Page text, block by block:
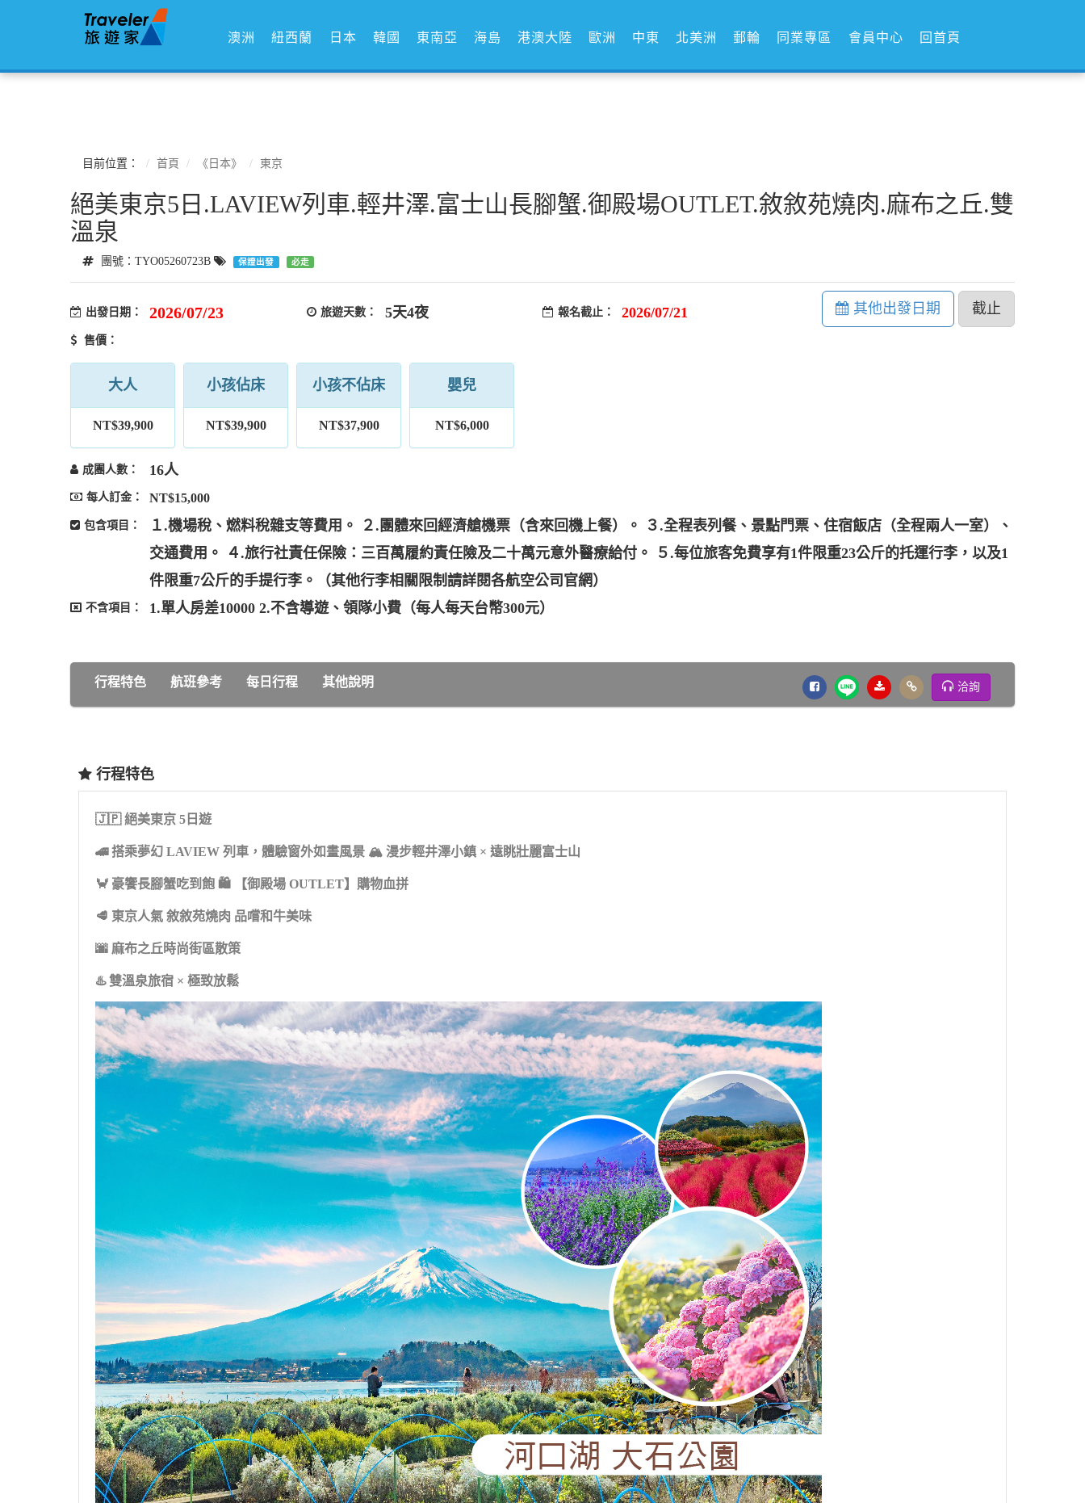
澳洲 紐西蘭 日本 韓國 東南亞 海島 港澳大陸 歐洲 中東 北美洲 郵輪 同業專區 會員中心 回首頁
目前位置： 首頁 《日本》 東京
絕美東京5日.LAVIEW列車.輕井澤.富士山長腳蟹.御殿場OUTLET.敘敘苑燒肉.麻布之丘.雙
溫泉
團號：TYO05260723B 保證出發 必走
出發日期： 2026/07/23 旅遊天數： 5天4夜 報名截止： 2026/07/21 其他出發日期 截止
售價：
大人
NT$39,900
小孩佔床
NT$39,900
小孩不佔床
NT$37,900
嬰兒
NT$6,000
成團人數： 16人
每人訂金： NT$15,000
包含項目：
１.機場稅、燃料稅雜支等費用。 ２.團體來回經濟艙機票（含來回機上餐）。 ３.全程表列餐、景點門票、住宿飯店（全程兩人一室）、
交通費用。 ４.旅行社責任保險：三百萬履約責任險及二十萬元意外醫療給付。 ５.每位旅客免費享有1件限重23公斤的托運行李，以及1
件限重7公斤的手提行李。（其他行李相關限制請詳閱各航空公司官網）
不含項目： 1.單人房差10000 2.不含導遊、領隊小費（每人每天台幣300元）
行程特色 航班參考 每日行程 其他說明 洽詢
行程特色
🇯🇵 絕美東京 5日遊
🚄 搭乘夢幻 LAVIEW 列車，體驗窗外如畫風景 🏔 漫步輕井澤小鎮 × 遠眺壯麗富士山
🦀 豪饗長腳蟹吃到飽 🛍 【御殿場 OUTLET】購物血拼
🥩 東京人氣 敘敘苑燒肉 品嚐和牛美味
🌆 麻布之丘時尚街區散策
♨️ 雙溫泉旅宿 × 極致放鬆